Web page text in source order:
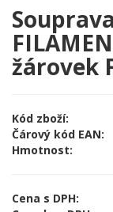
žárovek
Kód zboží:
Čárový kód EAN:
Hmotnost:
Cena s DPH: